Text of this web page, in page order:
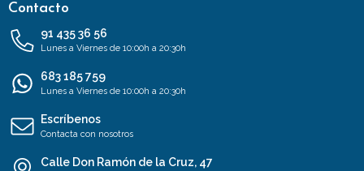
Contacto
91 435 36 56
Lunes a Viernes de 10:00h a 20:30h
683 185 759
Lunes a Viernes de 10:00h a 20:30h
Escríbenos
Contacta con nosotros
Calle Don Ramón de la Cruz, 47